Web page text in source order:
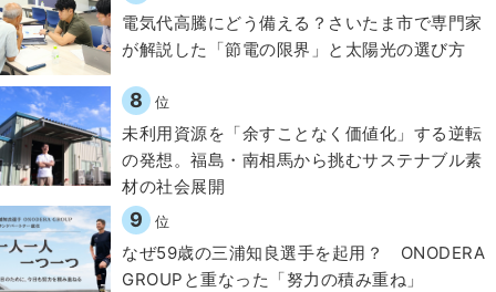
電気代高騰にどう備える？さいたま市で専門家
が解説した「節電の限界」と太陽光の選び方
8 位
​​未利用資源を「余すことなく価値化」する逆転
の発想。福島・南相馬から挑むサステナブル素
材の社会展開​
9 位
なぜ59歳の三浦知良選手を起用？ ONODERA
GROUPと重なった「努力の積み重ね」